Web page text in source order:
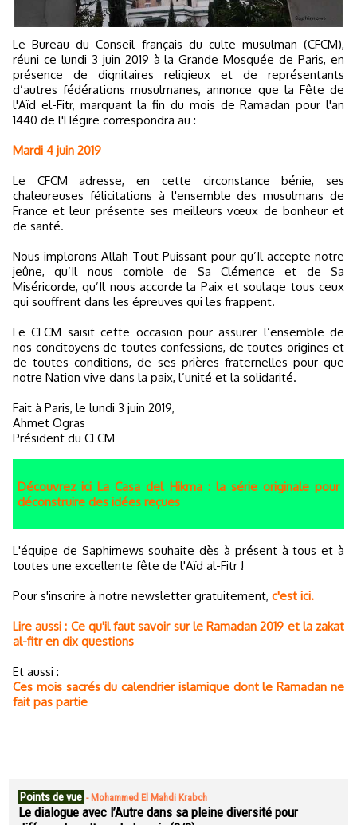
Le Bureau du Conseil français du culte musulman (CFCM),
réuni ce lundi 3 juin 2019 à la Grande Mosquée de Paris, en
présence de dignitaires religieux et de représentants
d’autres fédérations musulmanes, annonce que la Fête de
l'Aïd el-Fitr, marquant la fin du mois de Ramadan pour l'an
1440 de l'Hégire correspondra au :
Mardi 4 juin 2019
Le CFCM adresse, en cette circonstance bénie, ses
chaleureuses félicitations à l'ensemble des musulmans de
France et leur présente ses meilleurs vœux de bonheur et
de santé.
Nous implorons Allah Tout Puissant pour qu’Il accepte notre
jeûne, qu’Il nous comble de Sa Clémence et de Sa
Miséricorde, qu’Il nous accorde la Paix et soulage tous ceux
qui souffrent dans les épreuves qui les frappent.
Le CFCM saisit cette occasion pour assurer l’ensemble de
nos concitoyens de toutes confessions, de toutes origines et
de toutes conditions, de ses prières fraternelles pour que
notre Nation vive dans la paix, l’unité et la solidarité.
Fait à Paris, le lundi 3 juin 2019,
Ahmet Ogras
Président du CFCM
Découvrez ici La Casa del Hikma : la série originale pour
déconstruire des idées reçues
L'équipe de Saphirnews souhaite dès à présent à tous et à
toutes une excellente fête de l'Aïd al-Fitr !
Pour s'inscrire à notre newsletter gratuitement, c'est ici.
Lire aussi : Ce qu'il faut savoir sur le Ramadan 2019 et la zakat
al-fitr en dix questions
Et aussi :
Ces mois sacrés du calendrier islamique dont le Ramadan ne
fait pas partie
Points de vue - Mohammed El Mahdi Krabch
Le dialogue avec l’Autre dans sa pleine diversité pour